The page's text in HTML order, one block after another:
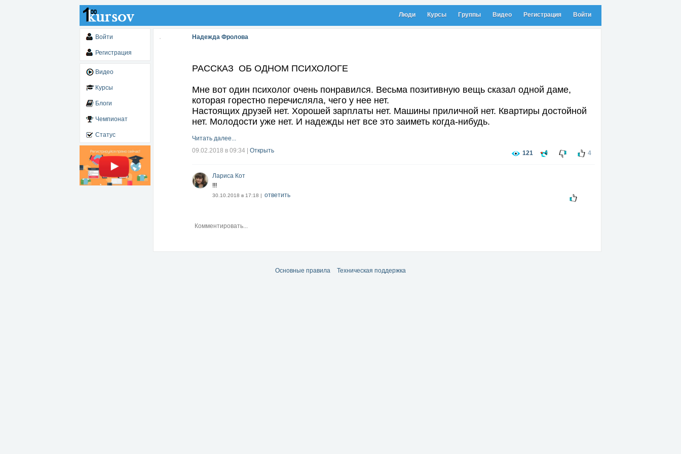
Люди Курсы Группы Видео Регистрация Войти
Войти
Регистрация
Видео
Курсы
Блоги
Чемпионат
Статус
Надежда Фролова
РАССКАЗ ОБ ОДНОМ ПСИХОЛОГЕ
Мне вот один психолог очень понравился. Весьма позитивную вещь сказал одной даме,
которая горестно перечисляла, чего у нее нет.
Настоящих друзей нет. Хорошей зарплаты нет. Машины приличной нет. Квартиры достойной
нет. Молодости уже нет. И надежды нет все это заиметь когда-нибудь.
Читать далее...
09.02.2018 в 09:34
Открыть 121 4
Лариса Кот
!!!
30.10.2018 в 17:18 | ответить
Основные правила Техническая поддержка